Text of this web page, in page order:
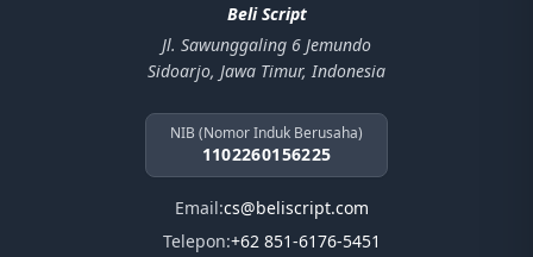
Beli Script
Jl. Sawunggaling 6 Jemundo
Sidoarjo, Jawa Timur, Indonesia
NIB (Nomor Induk Berusaha)
1102260156225
Email:cs@beliscript.com
Telepon:+62 851-6176-5451